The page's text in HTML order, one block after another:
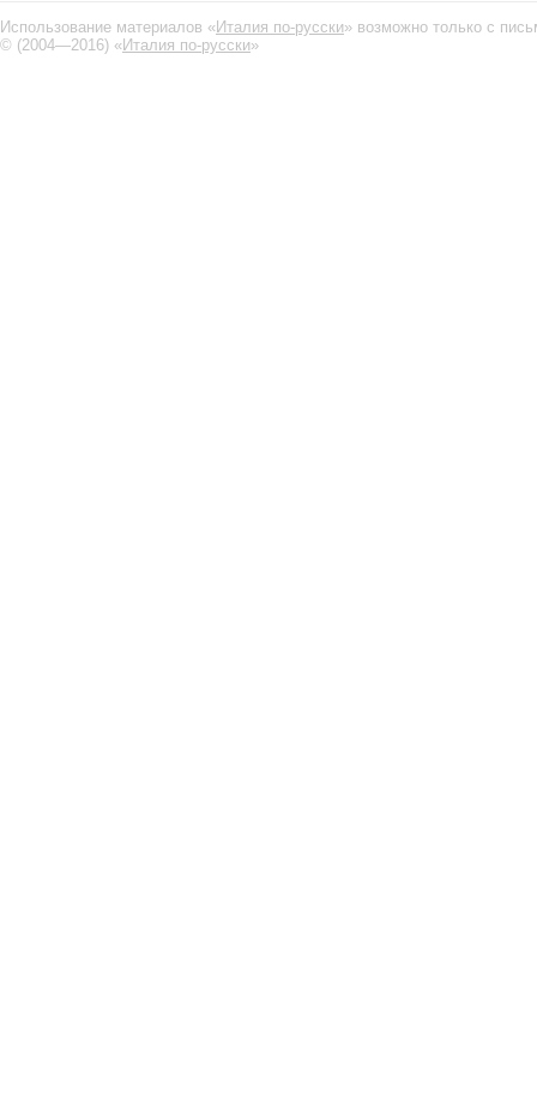
Использование материалов «Италия по-русски» возможно только с
© (2004—2016) «Италия по-русски»